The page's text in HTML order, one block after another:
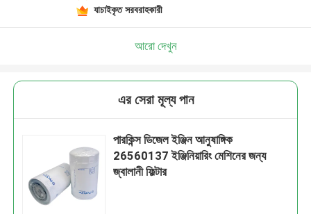
যাচাইকৃত সরবরাহকারী
আরো দেখুন
এর সেরা মূল্য পান
পারকিন্স ডিজেল ইঞ্জিন আনুষাঙ্গিক
26560137 ইঞ্জিনিয়ারিং মেশিনের জন্য
জ্বালানী ফিল্টার